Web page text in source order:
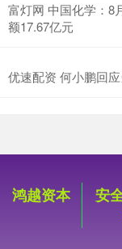
富灯网 中国化学：8
额17.67亿元
优速配资 何小鹏回
鸿越资本
安